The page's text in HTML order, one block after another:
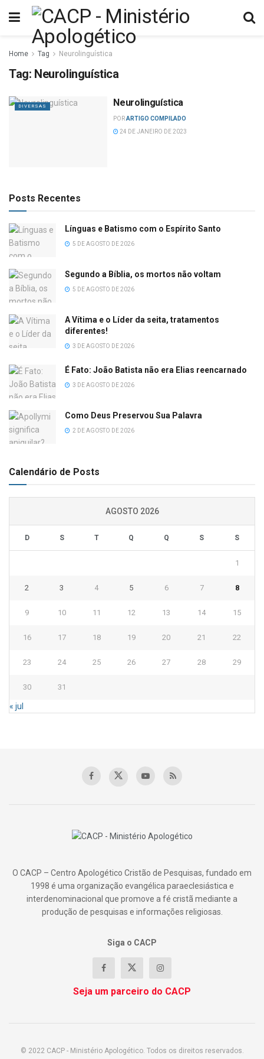
Home Tag Neurolinguística
Tag: Neurolinguística
DIVERSAS Neurolinguística
PORARTIGO COMPILADO
24 DE JANEIRO DE 2023
Posts Recentes
Línguas e Batismo com o Espírito Santo
5 DE AGOSTO DE 2026
Segundo a Bíblia, os mortos não voltam
5 DE AGOSTO DE 2026
A Vítima e o Líder da seita, tratamentos
diferentes!
3 DE AGOSTO DE 2026
É Fato: João Batista não era Elias reencarnado
3 DE AGOSTO DE 2026
Como Deus Preservou Sua Palavra
2 DE AGOSTO DE 2026
Calendário de Posts
AGOSTO 2026
D S T Q Q S S
1
2 3 4 5 6 7 8
9 10 11 12 13 14 15
16 17 18 19 20 21 22
23 24 25 26 27 28 29
30 31
« jul
O CACP – Centro Apologético Cristão de Pesquisas, fundado em
1998 é uma organização evangélica paraeclesiástica e
interdenominacional que promove a fé cristã mediante a
produção de pesquisas e informações religiosas.
Siga o CACP
Seja um parceiro do CACP
© 2022 CACP - Ministério Apologético. Todos os direitos reservados.